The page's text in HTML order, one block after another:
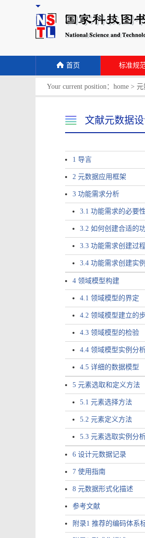
首页 标准规
Your current position： home > 元
文献元数据
1 导言
2 元数据应用框架
3 功能需求分析
3.1 功能需求的必要性
3.2 如何创建合适的
3.3 功能需求创建过
3.4 功能需求创建实例
4 领域模型构建
4.1 领域模型的界定
4.2 领域模型建立的
4.3 领域模型的检验
4.4 领域模型实例分
4.5 详细的数据模型
5 元素选取和定义方法
5.1 元素选择方法
5.2 元素定义方法
5.3 元素选取实例分
6 设计元数据记录
7 使用指南
8 元数据形式化描述
参考文献
附录1 推荐的编码体系